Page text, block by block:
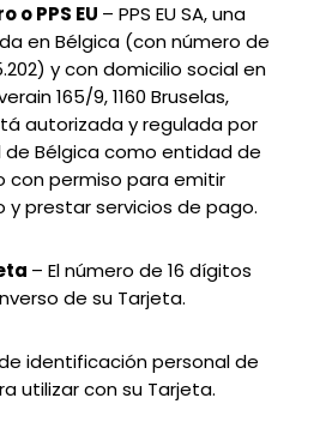
o PPS EU – PPS EU SA, una
en Bélgica (con número de
y con domicilio social en
165/9, 1160 Bruselas,
autorizada y regulada por
de Bélgica como entidad de
con permiso para emitir
y prestar servicios de pago.
– El número de 16 dígitos
de su Tarjeta.
identificación personal de
utilizar con su Tarjeta.